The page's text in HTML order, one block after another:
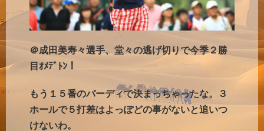
＠成田美寿々選手、堂々の逃げ切りで今季２勝
目ｵﾒﾃﾞﾄﾝ！
もう１５番のバーディで決まっちゃったな。３
ホールで５打差はよっぽどの事がないと追いつ
けないわ。